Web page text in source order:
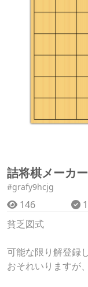
詰将棋メーカ
#grafy9hcjg
146
貧乏図式
可能な限り解登録
おそれいりますが、